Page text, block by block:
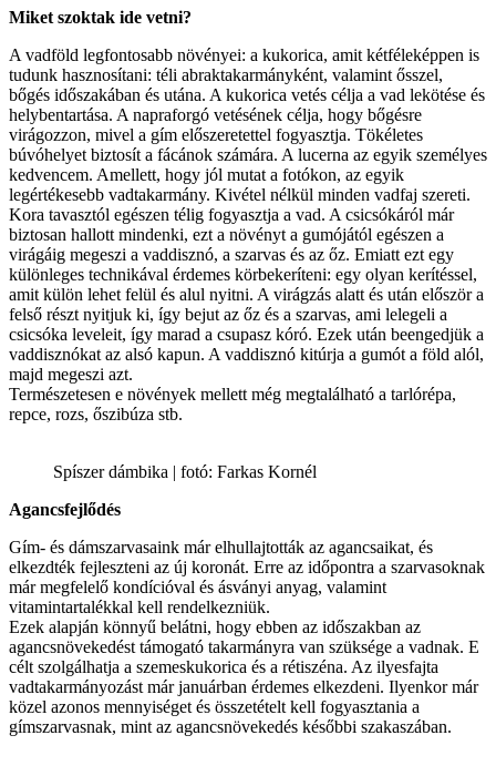
Miket szoktak ide vetni?
A vadföld legfontosabb növényei: a kukorica, amit kétféleképpen is
tudunk hasznosítani: téli abraktakarmányként, valamint ősszel,
bőgés időszakában és utána. A kukorica vetés célja a vad lekötése és
helybentartása. A napraforgó vetésének célja, hogy bőgésre
virágozzon, mivel a gím előszeretettel fogyasztja. Tökéletes
búvóhelyet biztosít a fácánok számára. A lucerna az egyik személyes
kedvencem. Amellett, hogy jól mutat a fotókon, az egyik
legértékesebb vadtakarmány. Kivétel nélkül minden vadfaj szereti.
Kora tavasztól egészen télig fogyasztja a vad. A csicsókáról már
biztosan hallott mindenki, ezt a növényt a gumójától egészen a
virágáig megeszi a vaddisznó, a szarvas és az őz. Emiatt ezt egy
különleges technikával érdemes körbekeríteni: egy olyan kerítéssel,
amit külön lehet felül és alul nyitni. A virágzás alatt és után először a
felső részt nyitjuk ki, így bejut az őz és a szarvas, ami lelegeli a
csicsóka leveleit, így marad a csupasz kóró. Ezek után beengedjük a
vaddisznókat az alsó kapun. A vaddisznó kitúrja a gumót a föld alól,
majd megeszi azt.
Természetesen e növények mellett még megtalálható a tarlórépa,
repce, rozs, őszibúza stb.
Spíszer dámbika | fotó: Farkas Kornél
Agancsfejlődés
Gím- és dámszarvasaink már elhullajtották az agancsaikat, és
elkezdték fejleszteni az új koronát. Erre az időpontra a szarvasoknak
már megfelelő kondícióval és ásványi anyag, valamint
vitamintartalékkal kell rendelkezniük.
Ezek alapján könnyű belátni, hogy ebben az időszakban az
agancsnövekedést támogató takarmányra van szüksége a vadnak. E
célt szolgálhatja a szemeskukorica és a rétiszéna. Az ilyesfajta
vadtakarmányozást már januárban érdemes elkezdeni. Ilyenkor már
közel azonos mennyiséget és összetételt kell fogyasztania a
gímszarvasnak, mint az agancsnövekedés későbbi szakaszában.